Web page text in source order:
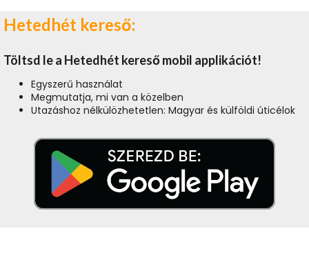
Hetedhét kereső:
Töltsd le a Hetedhét kereső mobil applikációt!
Egyszerű használat
Megmutatja, mi van a közelben
Utazáshoz nélkülözhetetlen: Magyar és külföldi úticélok